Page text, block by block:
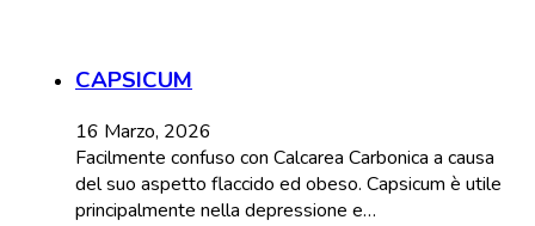
CAPSICUM
16 Marzo, 2026
Facilmente confuso con Calcarea Carbonica a causa
del suo aspetto flaccido ed obeso. Capsicum è utile
principalmente nella depressione e…